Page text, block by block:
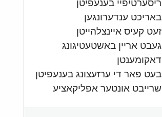
ריסערטיפיי בענעפיטן
באריכט ענדערונגען
זעט קעיס איינצלהייטן
געבט אריין באשטעטיגונג
דאקומענטן
בעט פאר די ערזעצונג בענעפיטן
שרייבט אונטער אפליקאציע